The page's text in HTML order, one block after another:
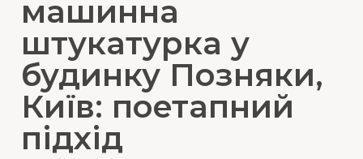
машинна
штукатурка у
будинку Позняки,
Київ: поетапний
підхід